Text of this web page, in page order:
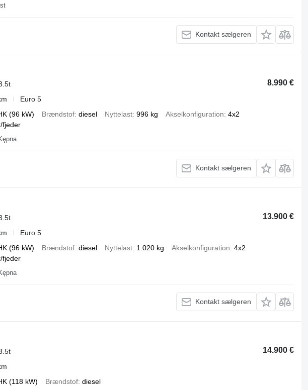
Kontakt sælgeren
8.990 €
Euro 5
(96 kW) Brændstof diesel Nyttelast 996 kg Akselkonfiguration 4x2
fjeder
Kontakt sælgeren
13.900 €
Euro 5
(96 kW) Brændstof diesel Nyttelast 1.020 kg Akselkonfiguration 4x2
fjeder
Kontakt sælgeren
14.900 €
(118 kW) Brændstof diesel